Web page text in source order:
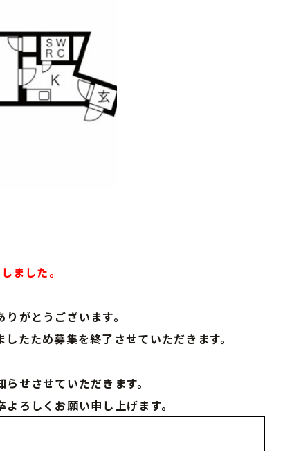
ました。
がとうございます。
たため募集を終了させていただきます。
せさせていただきます。
ろしくお願い申し上げます。